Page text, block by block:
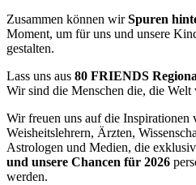
Zusammen können wirSpuren
Moment, um für uns und unsere
gestalten.
Lass uns aus 80 FRIENDS
Wir sind die Menschen die, die Welt
Wir freuen uns auf die Inspirationen
Weisheitslehrern, Ärzten,
Astrologen und Medien, die
und unsere Chancen für 2026
werden.